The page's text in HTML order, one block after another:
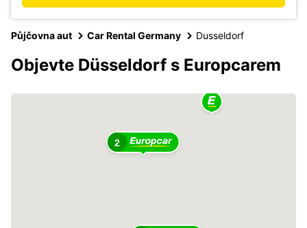
Půjčovna aut Car Rental Germany Dusseldorf
Objevte Düsseldorf s Europcarem
2